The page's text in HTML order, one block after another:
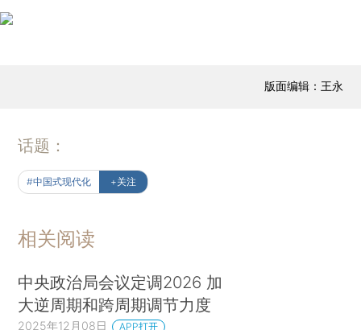
版面编辑：王永
话题：
#中国式现代化 +关注
相关阅读
中央政治局会议定调2026 加
大逆周期和跨周期调节力度
2025年12月08日 APP打开